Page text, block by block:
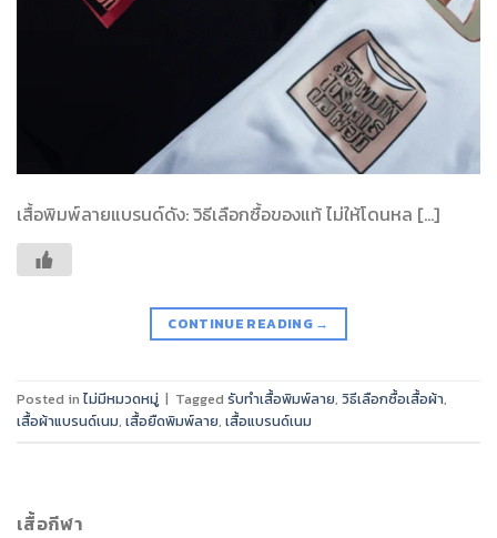
เสื้อพิมพ์ลายแบรนด์ดัง: วิธีเลือกซื้อของแท้ ไม่ให้โดนหล […]
CONTINUE READING →
Posted in ไม่มีหมวดหมู่ | Tagged รับทำเสื้อพิมพ์ลาย, วิธีเลือกซื้อเสื้อผ้า,
เสื้อผ้าแบรนด์เนม, เสื้อยืดพิมพ์ลาย, เสื้อแบรนด์เนม
เสื้อกีฬา